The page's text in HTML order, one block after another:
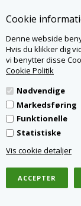
Cookie
Denne webside
Hvis du klikker dig
vi benytter disse
Cookie Politik
Nødvendige
Markedsføring
Funktionelle
Statistiske
Vis cookie detaljer